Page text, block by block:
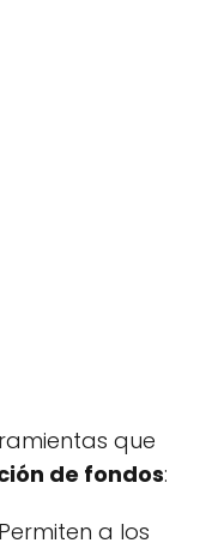
que
de fondos:
Permiten a los